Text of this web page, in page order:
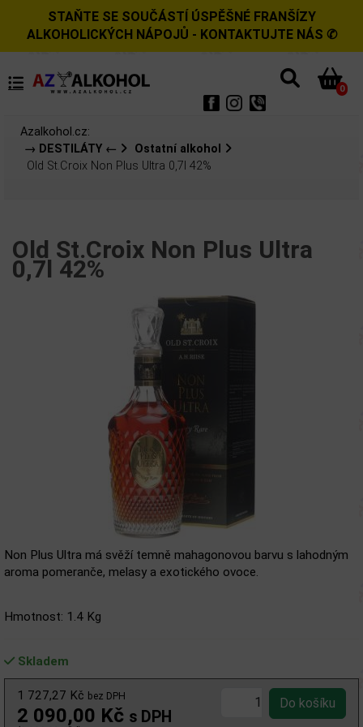
STAŇTE SE SOUČÁSTÍ ÚSPĚŠNÉ FRANŠÍZY
ALKOHOLICKÝCH NÁPOJŮ - KONTAKTUJTE NÁS ✆
0
Azalkohol.cz:
→ DESTILÁTY ←
Ostatní alkohol
Old St.Croix Non Plus Ultra 0,7l 42%
Old St.Croix Non Plus Ultra
0,7l 42%
Non Plus Ultra má svěží temně mahagonovou barvu s lahodným
aroma pomeranče, melasy a exotického ovoce.
Hmotnost: 1.4 Kg
Skladem
1 727,27 Kč bez DPH
2 090,00 Kč s DPH